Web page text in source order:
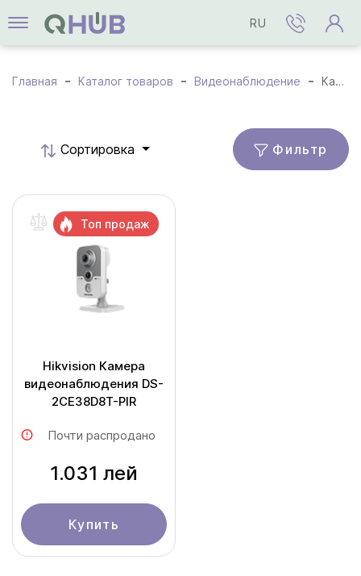
RU
Главная Каталог товаров Видеонаблюдение Камеры HD-TVI
Cортировка Фильтр
Hikvision Камера
видеонаблюдения DS-
2CE38D8T-PIR
Почти распродано
1.031 лей
Купить
Топ продаж